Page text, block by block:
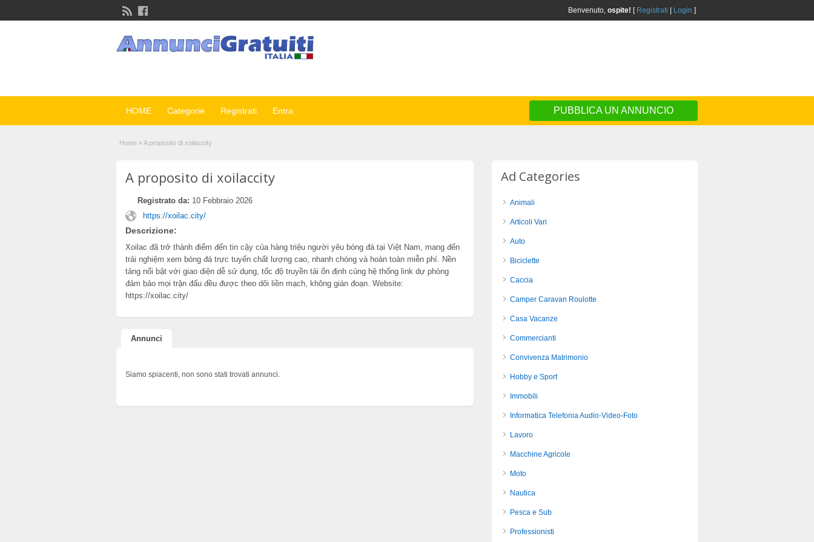
Benvenuto, ospite! [ Registrati Login ]
HOME Categorie Registrati Entra PUBBLICA UN ANNUNCIO
Home »A proposito di xoilaccity
A proposito di xoilaccity
Registrato da: 10 Febbraio 2026
https://xoilac.city/
Descrizione:
Xoilac đã trở thành điểm đến tin cậy của hàng triệu người yêu bóng đá tại Việt Nam, mang đến
trải nghiệm xem bóng đá trực tuyến chất lượng cao, nhanh chóng và hoàn toàn miễn phí. Nền
tảng nổi bật với giao diện dễ sử dụng, tốc độ truyền tải ổn định cùng hệ thống link dự phòng
đảm bảo mọi trận đấu đều được theo dõi liền mạch, không gián đoạn. Website:
https://xoilac.city/
Annunci
Siamo spiacenti, non sono stati trovati annunci.
Ad Categories
Animali
Articoli Vari
Auto
Biciclette
Caccia
Camper Caravan Roulotte
Casa Vacanze
Commercianti
Convivenza Matrimonio
Hobby e Sport
Immobili
Informatica Telefonia Audio-Video-Foto
Lavoro
Macchine Agricole
Moto
Nautica
Pesca e Sub
Professionisti